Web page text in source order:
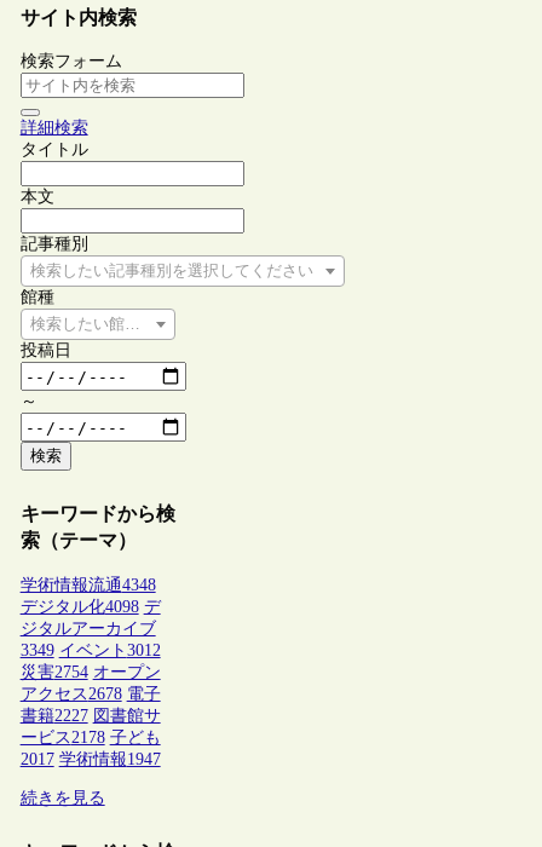
サイト内検索
検索フォーム
詳細検索
タイトル
本文
記事種別
検索したい記事種別を選択してください
館種
検索したい館種を選択してください
投稿日
～
検索
キーワードから検
索（テーマ）
学術情報流通4348
デジタル化4098 デ
ジタルアーカイブ
3349 イベント 3012
災害2754 オープン
アクセス 2678 電子
書籍2227 図書館サ
ービス 2178 子ども
2017 学術情報1947
続きを見る